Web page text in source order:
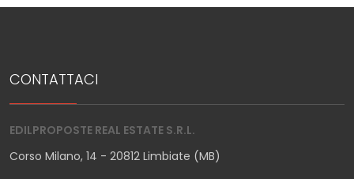
CONTATTACI
EDILPROPOSTE REAL ESTATE S.R.L.
Corso Milano, 14 - 20812 Limbiate (MB)